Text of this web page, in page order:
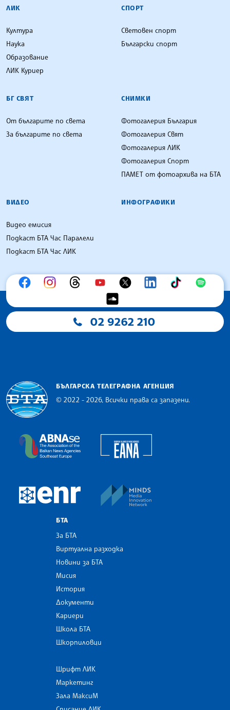
ЛИК
Култура
Наука
Образование
ЛИК Куриер
СПОРТ
Световен спорт
Български спорт
БГ СВЯТ
От българите по света
За българите по света
СНИМКИ
Фотогалерия България
Фотогалерия Свят
Фотогалерия ЛИК
Фотогалерия Спорт
ПАМЕТ от фотоархива на БТА
ВИДЕО
Видео емисия
Подкаст БТА Час Паралели
Подкаст БТА Час ЛИК
ИНФОГРАФИКИ
02 9262 210
БЪЛГАРСКА ТЕЛЕГРАФНА АГЕНЦИЯ
© 2022 - 2026, Всички права са запазени.
The Assocoation of the Balkan News Agencies
European Newsroom
БТА
За БТА
Виртуална разходка
Новини за БТА
Мисия
История
Документи
Кариери
Школа БТА
Шкорпиловци
Шрифт ЛИК
Маркетинг
Зала МаксиМ